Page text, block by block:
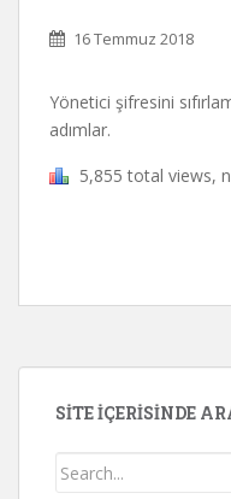
16 Temmuz 2018
Yönetici şifresini
adımlar.
5,855 total views,
SITE İÇERISINDE